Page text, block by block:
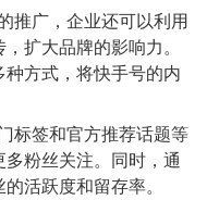
推广，企业还可以利用
扩大品牌的影响力。
方式，将快手号的内
标签和官方推荐话题等
粉丝关注。同时，通
活跃度和留存率。